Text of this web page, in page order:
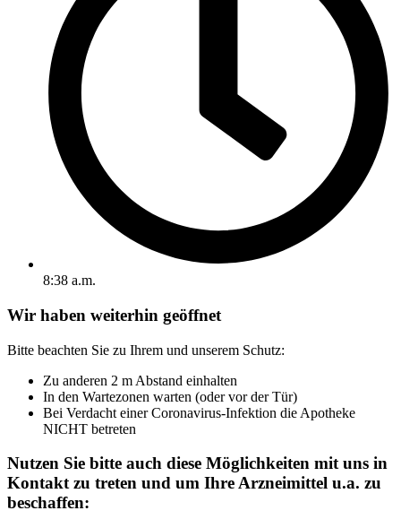
8:38 a.m.
Wir haben weiterhin geöffnet
Bitte beachten Sie zu Ihrem und unserem Schutz:
Zu anderen 2 m Abstand einhalten
In den Wartezonen warten (oder vor der Tür)
Bei Verdacht einer Coronavirus-Infektion die Apotheke
NICHT betreten
Nutzen Sie bitte auch diese Möglichkeiten mit uns in
Kontakt zu treten und um Ihre Arzneimittel u.a. zu
beschaffen: